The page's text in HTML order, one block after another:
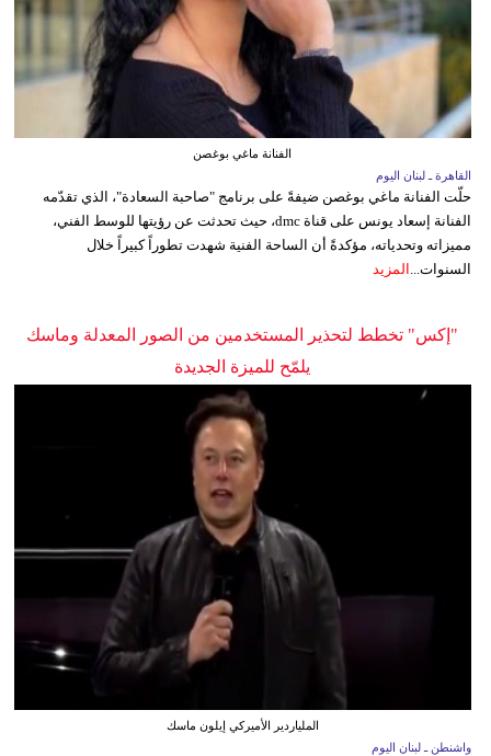
الفنانة ماغي بوغصن
القاهرة ـ لبنان اليوم
حلّت الفنانة ماغي بوغصن ضيفةً على برنامج "صاحبة السعادة"، الذي تقدّمه
الفنانة إسعاد يونس على قناة dmc، حيث تحدثت عن رؤيتها للوسط الفني،
مميزاته وتحدياته، مؤكدةً أن الساحة الفنية شهدت تطوراً كبيراً خلال
السنوات... المزيد
"إكس" تخطط لتحذير المستخدمين من الصور المعدلة وماسك
يلمّح للميزة الجديدة
الملياردير الأميركي إيلون ماسك
واشنطن ـ لبنان اليوم